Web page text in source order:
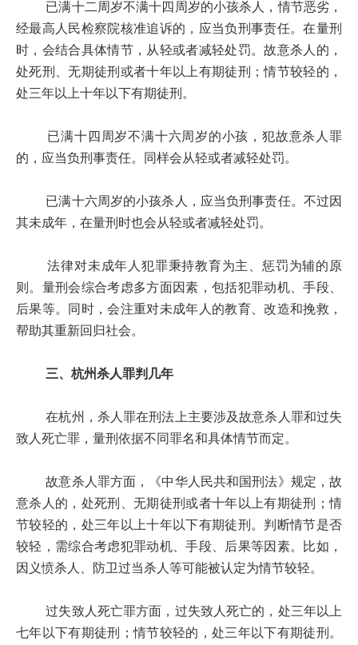
已满十二周岁不满十四周岁的小孩杀人，情节恶劣，
经最高人民检察院核准追诉的，应当负刑事责任。在量刑
时，会结合具体情节，从轻或者减轻处罚。故意杀人的，
处死刑、无期徒刑或者十年以上有期徒刑；情节较轻的，
处三年以上十年以下有期徒刑。
已满十四周岁不满十六周岁的小孩，犯故意杀人罪
的，应当负刑事责任。同样会从轻或者减轻处罚。
已满十六周岁的小孩杀人，应当负刑事责任。不过因
其未成年，在量刑时也会从轻或者减轻处罚。
法律对未成年人犯罪秉持教育为主、惩罚为辅的原
则。量刑会综合考虑多方面因素，包括犯罪动机、手段、
后果等。同时，会注重对未成年人的教育、改造和挽救，
帮助其重新回归社会。
三、杭州杀人罪判几年
在杭州，杀人罪在刑法上主要涉及故意杀人罪和过失
致人死亡罪，量刑依据不同罪名和具体情节而定。
故意杀人罪方面，《中华人民共和国刑法》规定，故
意杀人的，处死刑、无期徒刑或者十年以上有期徒刑；情
节较轻的，处三年以上十年以下有期徒刑。判断情节是否
较轻，需综合考虑犯罪动机、手段、后果等因素。比如，
因义愤杀人、防卫过当杀人等可能被认定为情节较轻。
过失致人死亡罪方面，过失致人死亡的，处三年以上
七年以下有期徒刑；情节较轻的，处三年以下有期徒刑。